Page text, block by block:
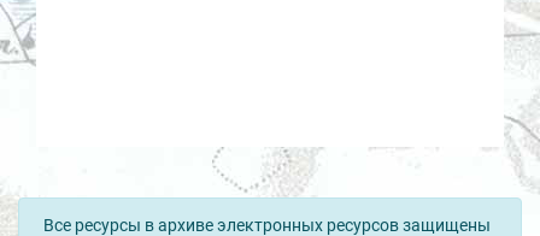
Все ресурсы в архиве электронных ресурсов защищены